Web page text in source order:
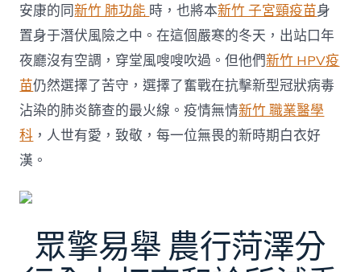
安康的同新竹 肺功能 時，也將本新竹 子宮頸疫苗身
置身于潛伏風險之中。在這個嚴寒的冬天，出站口年
夜廳沒有空調，穿堂風嗖嗖吹過。但他們新竹 HPV疫
苗仍然選擇了苦守，選擇了奮戰在抗擊新型冠狀病毒
沾染的肺炎篩查的最火線。疫情無情新竹 職業醫學
科 ，人世有愛，致敬，每一位無畏的新時期白衣好
漢。
眾擎易舉 農行菏澤分